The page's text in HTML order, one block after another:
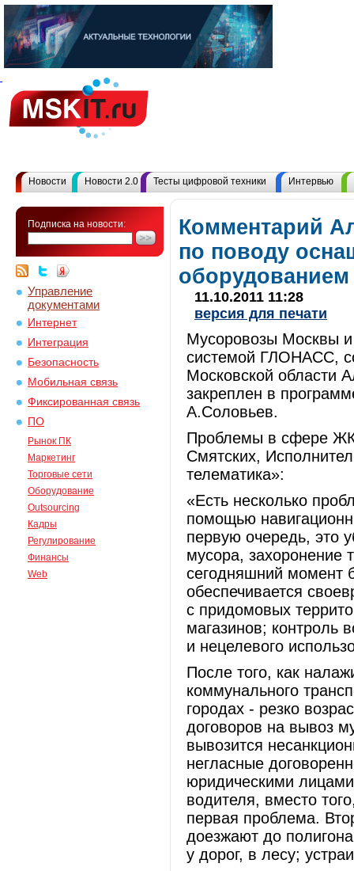
Новости Новости 2.0 Тесты цифровой техники Интервью
Подписка на новости:
Управление
документами
Интернет
Интеграция
Безопасность
Мобильная связь
Фиксированная связь
ПО
Рынок ПК
Маркетинг
Торговые сети
Оборудование
Outsourcing
Кадры
Регулирование
Финансы
Web
Комментарий
по поводу
11.10.2011 11:28
версия для печати
Мусоровозы Москвы и
системой ГЛОНАСС,
Московской области
закреплен в
А.Соловьев.
Проблемы в сфере
Смятских,
телематика»:
«Есть несколько
помощью
первую очередь, это
мусора, захоронение
сегодняшний момент
обеспечивается
с придомовых
магазинов; контроль
и нецелевого
После того, как
коммунального
городах - резко
договоров на вывоз
вывозится
негласные
юридическими
водителя, вместо
первая проблема.
доезжают до
у дорог, в лесу;